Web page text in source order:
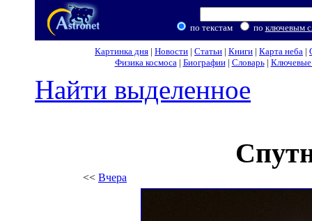
по текстам по ключевым
Картинка дня | Новости | Статьи | Книги | Карта неба |
Физика космоса| Биографии| Словарь| Ключевые
Найти выделенное
<< Вчера